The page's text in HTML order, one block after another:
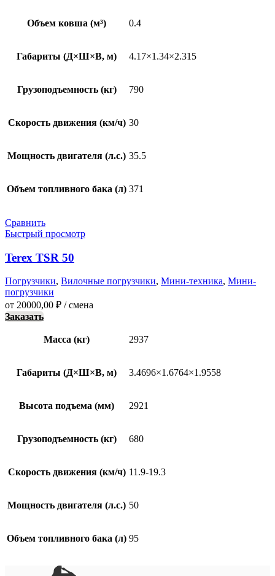
Объем ковша (м³) 0.4
Габариты (Д×Ш×В, м) 4.17×1.34×2.315
Грузоподъемность (кг) 790
Скорость движения (км/ч) 30
Мощность двигателя (л.с.) 35.5
Объем топливного бака (л) 371
Сравнить
Быстрый просмотр
Terex TSR 50
Погрузчики, Вилочные погрузчики, Мини-техника, Мини-
погрузчики
от 20000,00 ₽ / смена
Заказать
Масса (кг) 2937
Габариты (Д×Ш×В, м) 3.4696×1.6764×1.9558
Высота подъема (мм) 2921
Грузоподъемность (кг) 680
Скорость движения (км/ч) 11.9-19.3
Мощность двигателя (л.с.) 50
Объем топливного бака (л) 95